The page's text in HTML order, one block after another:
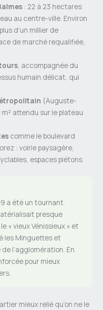
: 22 à 23 hectares
au centre-ville. Environ
d’un millier de
de marché requalifiée,
, accompagnée du
humain délicat, qui
(Auguste-
attendu sur le plateau
comme le boulevard
: voirie paysagère,
espaces piétons.
a été un tournant.
presque
« vieux Vénissieux » et
les Minguettes et
l’agglomération. En
pour mieux
mieux relié qu’on ne le